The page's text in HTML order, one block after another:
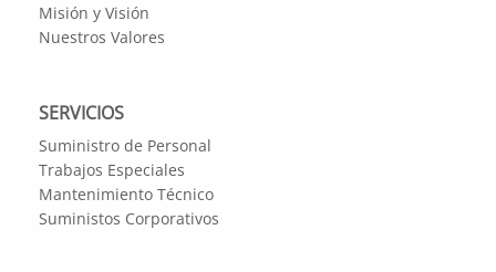
Misión y Visión
Nuestros Valores
SERVICIOS
Suministro de Personal
Trabajos Especiales
Mantenimiento Técnico
Suministos Corporativos